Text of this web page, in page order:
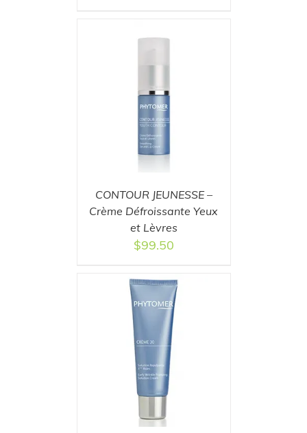
CONTOUR JEUNESSE –
Crème Défroissante Yeux
et Lèvres
$99.50